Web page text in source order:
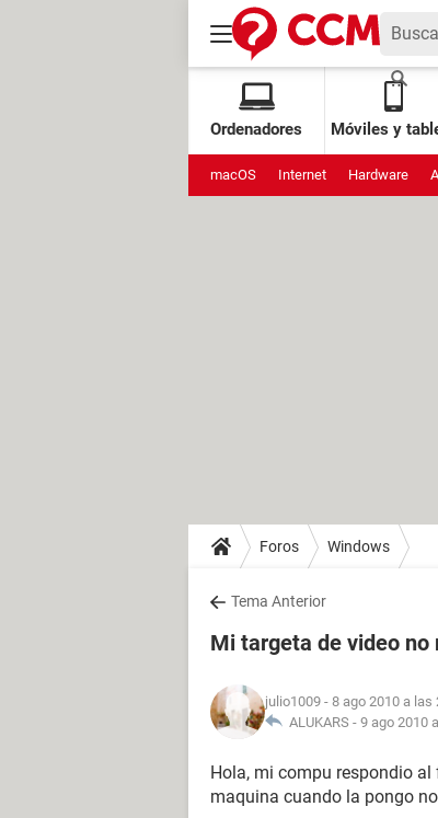
Ordenadores Móviles y
macOS Internet Hardware
Foros Windows
Tema Anterior
Mi targeta de video no
julio1009 - 8 ago 2010 a las
ALUKARS - 9 ago 2010
Hola, mi compu respondio
maquina cuando la pongo